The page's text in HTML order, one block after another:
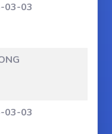
03-03
03-03